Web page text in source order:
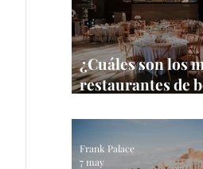
¿Cuáles son los
restaurantes de
Frank Palace
7 may